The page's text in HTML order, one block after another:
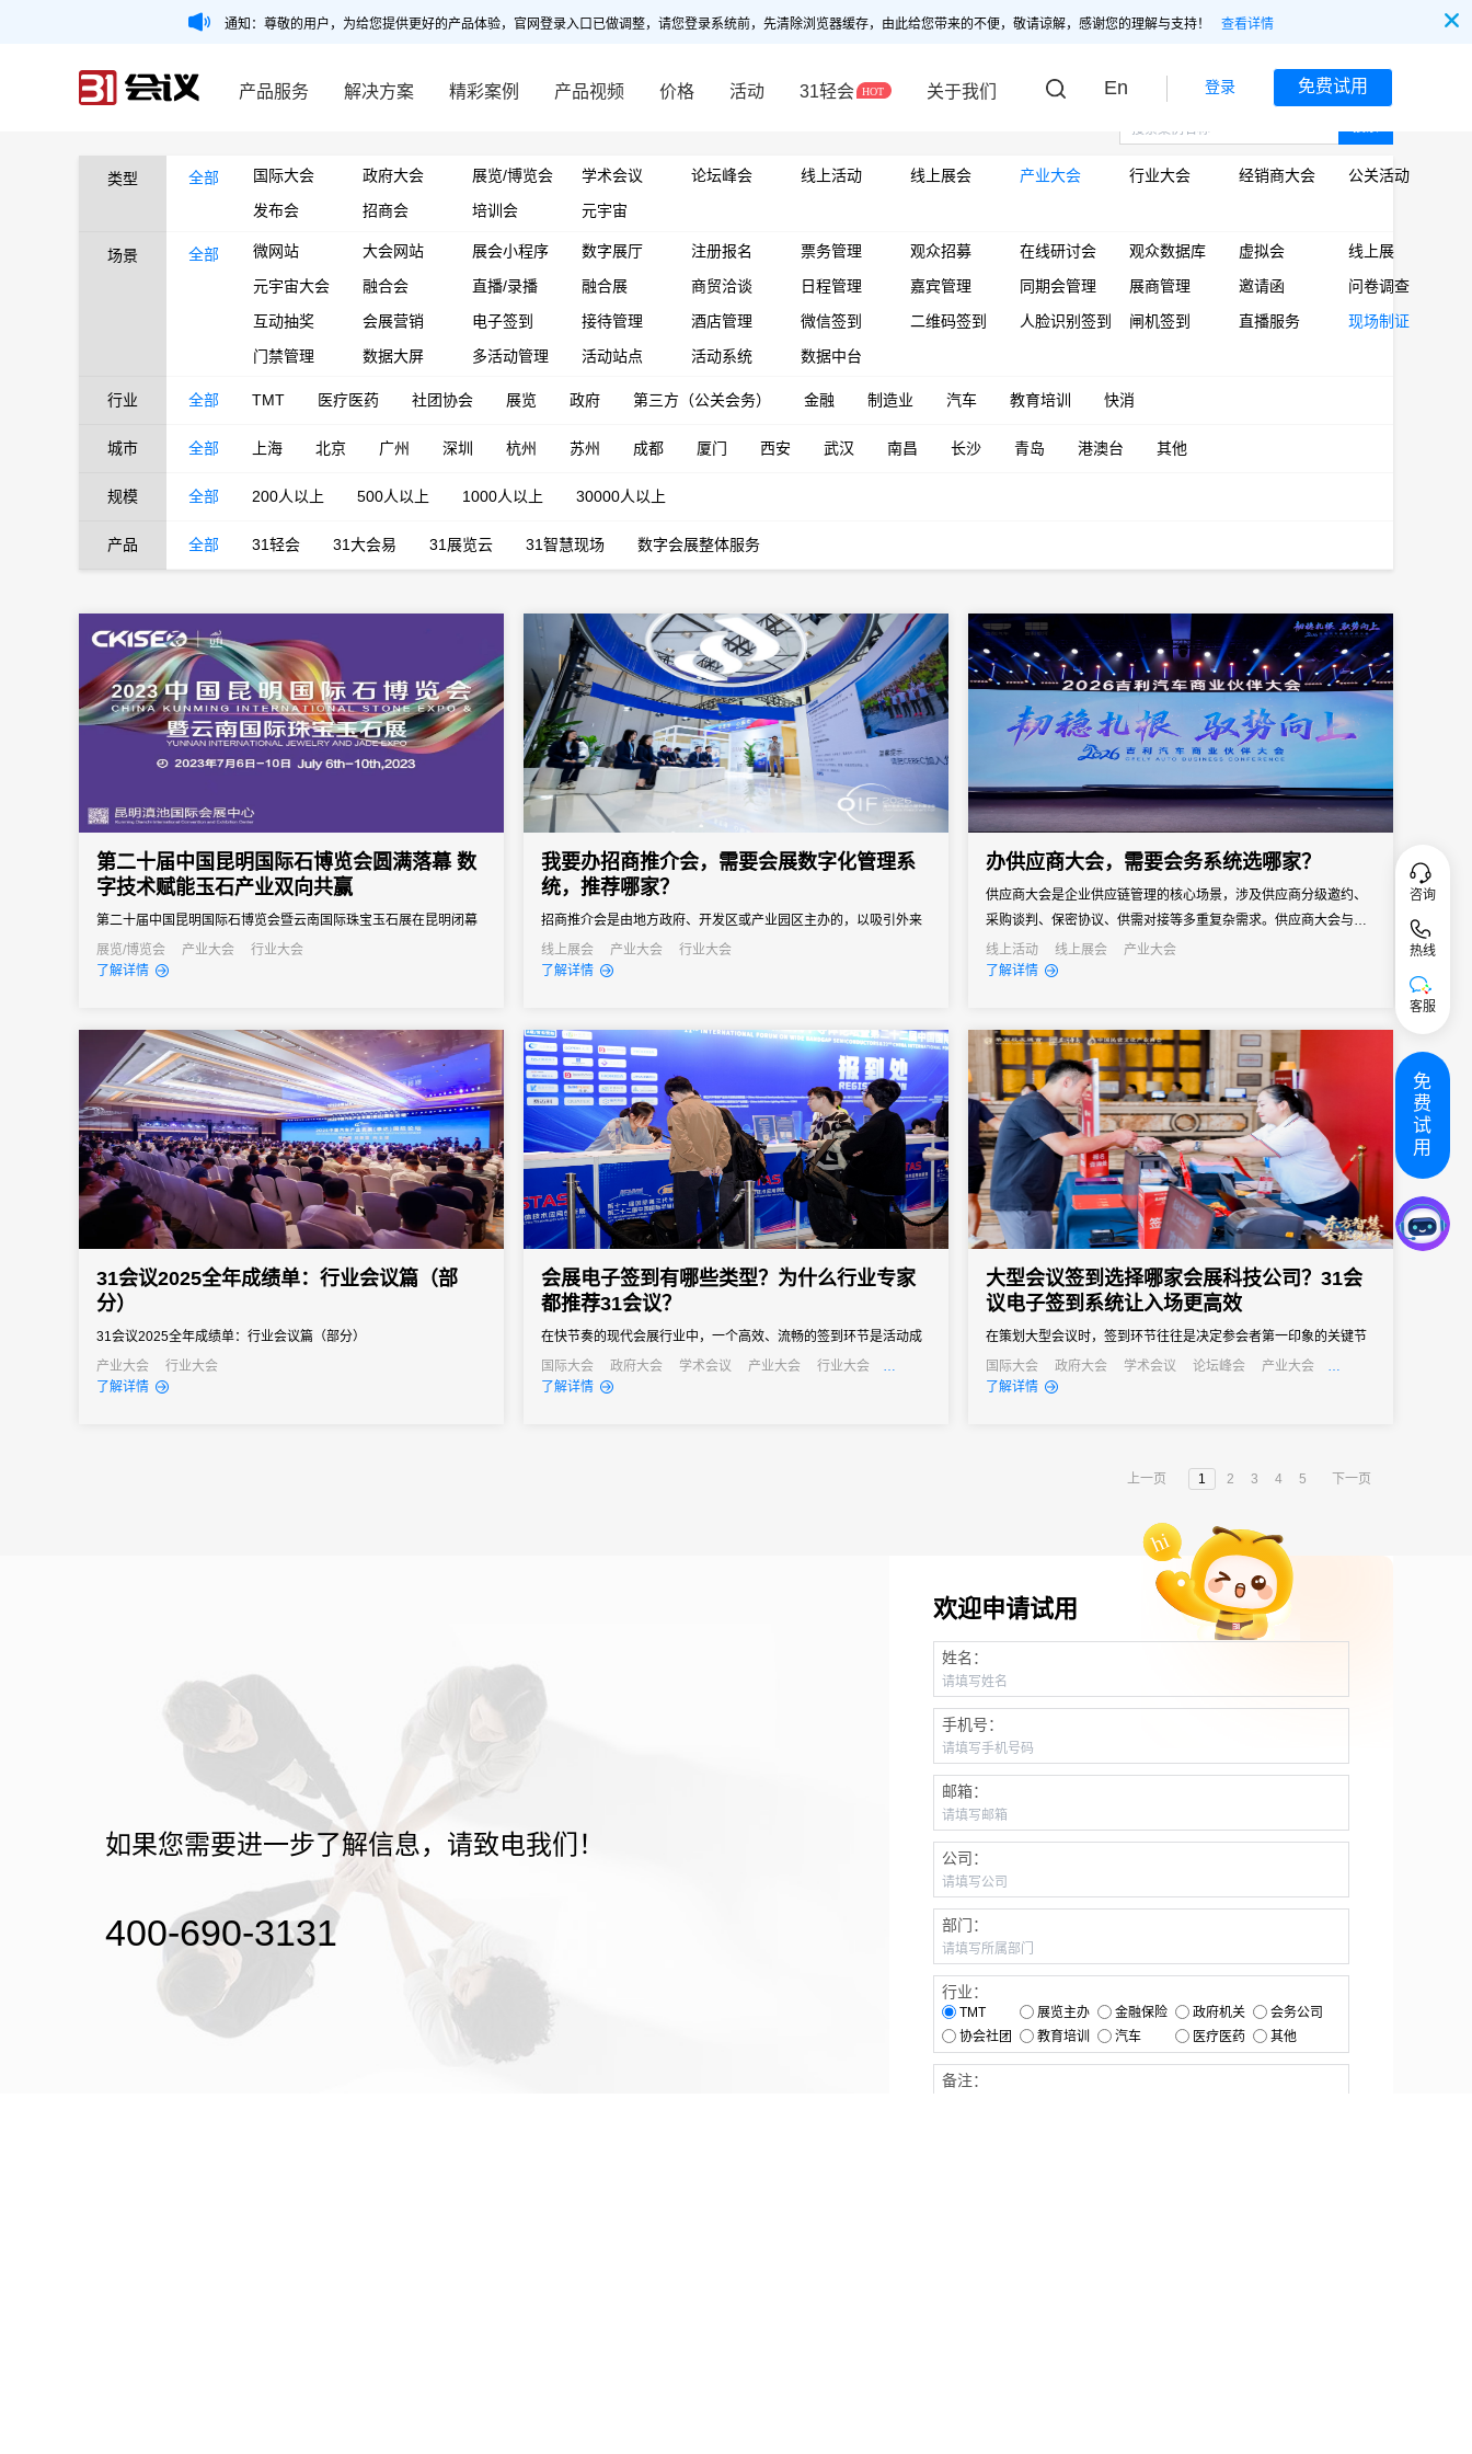
通知：尊敬的用户，为给您提供更好的产品体验，官网登录入口已做调整，请您登录系统前，先清除浏览器缓存，由此给您带来的不便，敬请谅解，感谢您的理解与支持！ 查看详情
产品服务 解决方案 精彩案例 产品视频 价格 活动 31轻会 关于我们 En 登录 免费试用
类型 全部 国际大会 政府大会 展览/博览会 学术会议 论坛峰会 线上活动 线上展会 产业大会 行业大会 经销商大会
公关活动
发布会
招商会 培训会 元宇宙
场景 全部 微网站 大会网站 展会小程序 数字展厅 注册报名 票务管理 观众招募 在线研讨会 观众数据库 虚拟会
线上展
元宇宙大会
融合会 直播/录播 融合展 商贸洽谈 日程管理 嘉宾管理 同期会管理 展商管理 邀请函
问卷调查
互动抽奖
会展营销 电子签到 接待管理 酒店管理 微信签到 二维码签到 人脸识别签到 闸机签到 直播服务
现场制证
门禁管理
数据大屏 多活动管理 活动站点 活动系统 数据中台
行业 全部 TMT 医疗医药 社团协会 展览 政府 第三方（公关会务） 金融 制造业 汽车 教育培训 快消
城市 全部 上海 北京 广州 深圳 杭州 苏州 成都 厦门 西安 武汉 南昌 长沙 青岛 港澳台 其他
规模 全部 200人以上 500人以上 1000人以上 30000人以上
产品 全部 31轻会 31大会易 31展览云 31智慧现场 数字会展整体服务
第二十届中国昆明国际石博览会圆满落幕 数
字技术赋能玉石产业双向共赢
第二十届中国昆明国际石博览会暨云南国际珠宝玉石展在昆明闭幕
展览/博览会
产业大会
行业大会
了解详情
我要办招商推介会，需要会展数字化管理系
统，推荐哪家？
招商推介会是由地方政府、开发区或产业园区主办的，以吸引外来
投资、促进产业落地为核心目标的专题商务活动。参会客商涵盖世
界500强、行业龙头、投资机构和商会协会，单场活动潜在投资意
会务系统不...
线上展会 产业大会
行业大会
了解详情
办供应商大会，需要会务系统选哪家？
供应商大会是企业供应链管理的核心场景，涉及供应商分级邀约、
采购谈判、保密协议、供需对接等多重复杂需求。供应商大会与普
通企业会议有本质区别——它既是企业面向供应链伙伴的年度沟通
窗口，也是采购策略落地、供需关系深化的关键场景。
线上活动 线上展会
产业大会
了解详情
31会议2025全年成绩单：行业会议篇（部
分）
31会议2025全年成绩单：行业会议篇（部分）
产业大会
行业大会
了解详情
会展电子签到有哪些类型？为什么行业专家
都推荐31会议？
在快节奏的现代会展行业中，一个高效、流畅的签到环节是活动成
功的第一步。它不仅关系到参会者的第一印象，更直接影响着活动
的组织效率和数据准确性。告别传统纸质签到的繁琐与混乱，电子
国际大会 政府大会 学术会议 产业大会
行业大会
经销商大会
了解详情
大型会议签到选择哪家会展科技公司？31会
议电子签到系统让入场更高效
在策划大型会议时，签到环节往往是决定参会者第一印象的关键节
点。传统的签到方式在应对千人以上规模会议时，常常出现排队拥
堵、信息错漏、数据统计滞后等问题，严重影响会议的专业形象和
国际大会 政府大会 学术会议 论坛峰会
产业大会
行业大会
经销商大会
了解详情
上一页 1 2 3 4 5 下一页
如果您需要进一步了解信息，请致电我们！
400-690-3131
欢迎申请试用
姓名：
手机号：
邮箱：
公司：
部门：
行业：
TMT 展览主办 金融保险 政府机关
会务公司
协会社团
教育培训 汽车 医疗医药 其他
备注：
咨询
热线
客服
免
费
试
用